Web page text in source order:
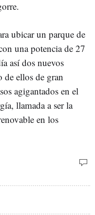
ubicar un parque de
una potencia de 27
así dos nuevos
de ellos de gran
agigantados en el
llamada a ser la
en los